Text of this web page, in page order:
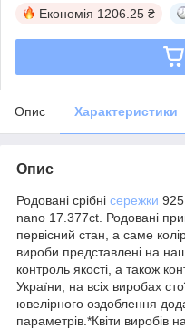
Економія 1206.25 ₴
Опис Характеристики
Опис
Родовані срібні сережки
nano 17.377ct. Родовані
первісний стан, а саме
вироби представлені на
контроль якості, а також
України, на всіх виробах
ювелірного оздоблення
параметрів.*Квіти виробів